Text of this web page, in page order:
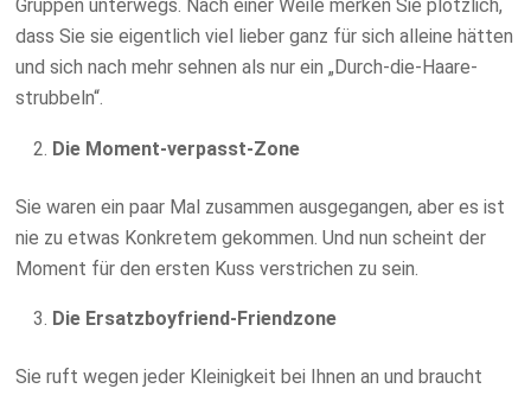
Gruppen unterwegs. Nach einer Weile merken Sie plötzlich,
dass Sie sie eigentlich viel lieber ganz für sich alleine hätten
und sich nach mehr sehnen als nur ein „Durch-die-Haare-
strubbeln“.
Die Moment-verpasst-Zone
Sie waren ein paar Mal zusammen ausgegangen, aber es ist
nie zu etwas Konkretem gekommen. Und nun scheint der
Moment für den ersten Kuss verstrichen zu sein.
Die Ersatzboyfriend-Friendzone
Sie ruft wegen jeder Kleinigkeit bei Ihnen an und braucht